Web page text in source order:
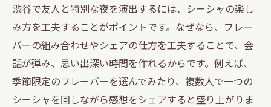
渋谷で友人と特別な夜を演出するには、シーシャの楽し
み方を工夫することがポイントです。なぜなら、フレー
バーの組み合わせやシェアの仕方を工夫することで、会
話が弾み、思い出深い時間を作れるからです。例えば、
季節限定のフレーバーを選んでみたり、複数人で一つの
シーシャを回しながら感想をシェアすると盛り上がりま